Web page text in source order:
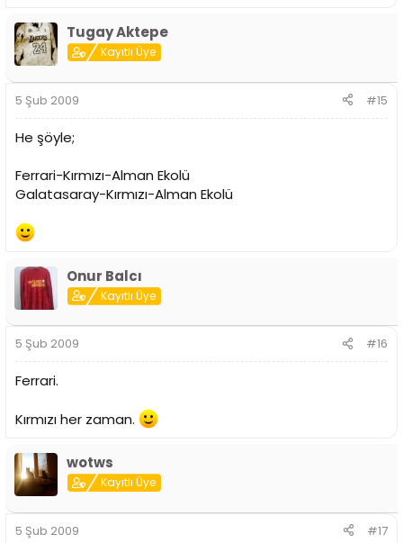
Tugay Aktepe
Kayıtlı Üye
5 Şub 2009 #15
He şöyle;
Ferrari-Kırmızı-Alman Ekolü
Galatasaray-Kırmızı-Alman Ekolü
Onur Balcı
Kayıtlı Üye
5 Şub 2009 #16
Ferrari.
Kırmızı her zaman.
wotws
Kayıtlı Üye
5 Şub 2009 #17